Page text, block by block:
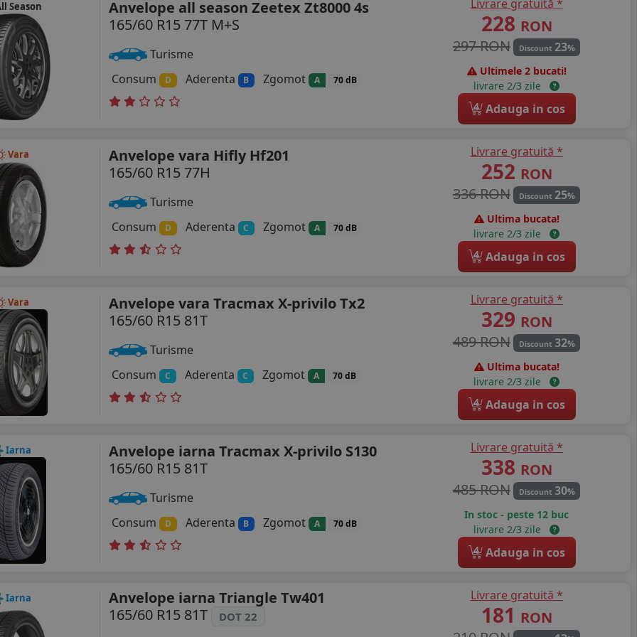
Season
Anvelope all season Zeetex Zt8000 4s
165/60 R15 77T M+S
Turisme
Consum
D Aderenta B Zgomot A 70 dB
Livrare gratuită *
228 RON
297 RON
Discount 23%
Ultimele 2 bucati!
livrare 2/3 zile
4 Adauga in cos
Vara
Anvelope vara Hifly Hf201
165/60 R15 77H
Turisme
Consum
D Aderenta C Zgomot A 70 dB
Livrare gratuită *
252 RON
336 RON
Discount 25%
Ultima bucata!
livrare 2/3 zile
4 Adauga in cos
Vara
Anvelope vara Tracmax X-privilo Tx2
165/60 R15 81T
Turisme
Consum
C Aderenta C Zgomot A 70 dB
Livrare gratuită *
329 RON
489 RON
Discount 32%
Ultima bucata!
livrare 2/3 zile
4 Adauga in cos
Iarna
Anvelope iarna Tracmax X-privilo S130
165/60 R15 81T
Turisme
Consum
D Aderenta B Zgomot A 70 dB
Livrare gratuită *
338 RON
485 RON
Discount 30%
In stoc - peste 12 buc
livrare 2/3 zile
4 Adauga in cos
Iarna
Anvelope iarna Triangle Tw401
165/60 R15 81T
DOT 22
Livrare gratuită *
181 RON